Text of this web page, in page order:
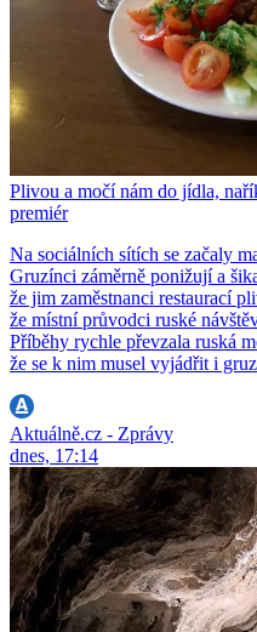
Plivou a močí nám do jídla,
premiér
Na sociálních sítích se začaly
Gruzínci záměrně ponižují a
že jim zaměstnanci restaurací
že místní průvodci ruské
Příběhy rychle převzala ruská
že se k nim musel vyjádřit i
Aktuálně.cz - Zprávy
dnes, 17:14